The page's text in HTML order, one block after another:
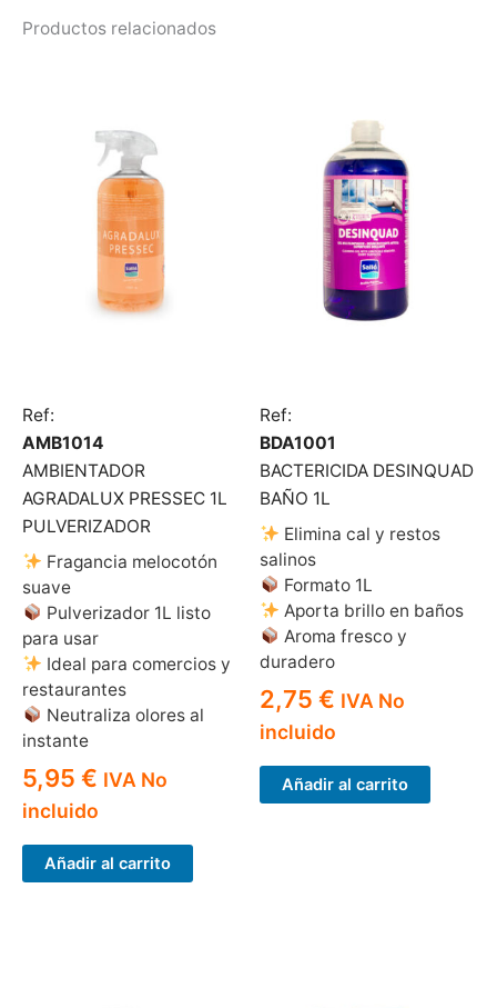
Productos relacionados
Ref:
AMB1014
AMBIENTADOR
AGRADALUX PRESSEC 1L
PULVERIZADOR
Fragancia melocotón
suave
Pulverizador 1L listo
para usar
Ideal para comercios y
restaurantes
Neutraliza olores al
instante
5,95 € IVA No
incluido
Añadir al carrito
Ref:
BDA1001
BACTERICIDA DESINQUAD
BAÑO 1L
Elimina cal y restos
salinos
Formato 1L
Aporta brillo en baños
Aroma fresco y
duradero
2,75 € IVA No
incluido
Añadir al carrito